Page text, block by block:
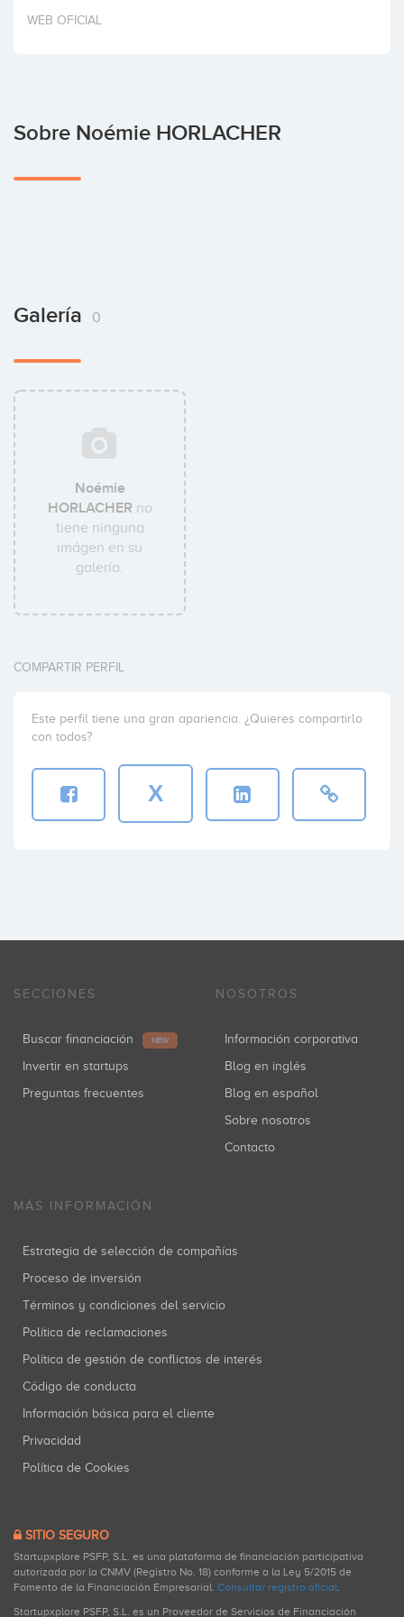
Invertir
WEB OFICIAL
Sobre Noémie HORLACHER
Galería 0
Noémie
HORLACHER no
tiene ninguna
imágen en su
galería.
COMPARTIR PERFIL
Este perfil tiene una gran apariencia. ¿Quieres compartirlo
con todos?
X
SECCIONES
Buscar financiación NEW
Invertir en startups
Preguntas frecuentes
NOSOTROS
Información corporativa
Blog en inglés
Blog en español
Sobre nosotros
Contacto
MÁS INFORMACIÓN
Estrategia de selección de compañías
Proceso de inversión
Términos y condiciones del servicio
Política de reclamaciones
Política de gestión de conflictos de interés
Código de conducta
Información básica para el cliente
Privacidad
Política de Cookies
SITIO SEGURO
Startupxplore PSFP, S.L. es una plataforma de financiación participativa
autorizada por la CNMV (Registro No. 18) conforme a la Ley 5/2015 de
Fomento de la Financiación Empresarial. Consultar registro oficial.
Startupxplore PSFP, S.L. es un Proveedor de Servicios de Financiación